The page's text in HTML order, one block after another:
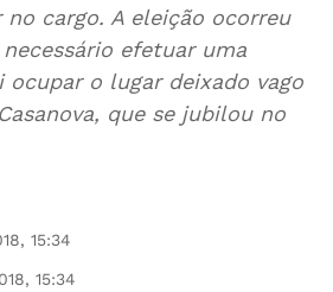
cargo. A eleição ocorreu
efetuar uma
ocupar o lugar deixado vago
que se jubilou no
15:34
15:34